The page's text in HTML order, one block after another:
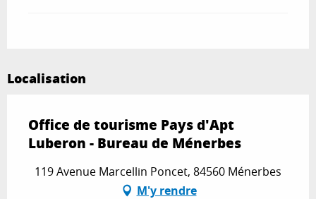
Localisation
Office de tourisme Pays d'Apt
Luberon - Bureau de Ménerbes
119 Avenue Marcellin Poncet, 84560 Ménerbes
M'y rendre